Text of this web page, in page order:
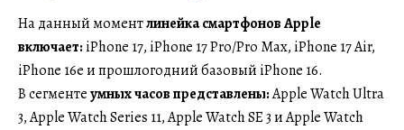
На данный моментлинейка смартфонов Apple
включает: iPhone 17, iPhone 17 Pro/Pro Max, iPhone 17 Air,
iPhone 16e и прошлогодний базовый iPhone 16.
В сегментеумных часов представлены:Apple Watch Ultra
3, Apple Watch Series 11, Apple Watch SE 3 и Apple Watch